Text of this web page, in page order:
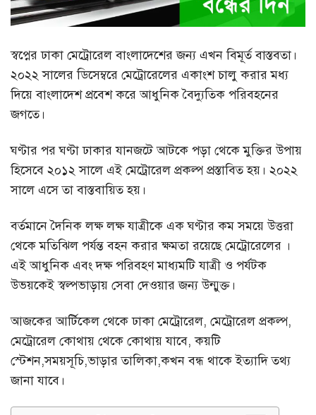
স্বপ্নের ঢাকা মেট্রোরেল বাংলাদেশের জন্য এখন বিমূর্ত বাস্তবতা।
২০২২ সালের ডিসেম্বরে মেট্রোরেলের একাংশ চালু করার মধ্য
দিয়ে বাংলাদেশ প্রবেশ করে আধুনিক বৈদ্যুতিক পরিবহনের
জগতে।
ঘণ্টার পর ঘণ্টা ঢাকার যানজটে আটকে পড়া থেকে মুক্তির উপায়
হিসেবে ২০১২ সালে এই মেট্রোরেল প্রকল্প প্রস্তাবিত হয়। ২০২২
সালে এসে তা বাস্তবায়িত হয়।
বর্তমানে দৈনিক লক্ষ লক্ষ যাত্রীকে এক ঘণ্টার কম সময়ে উত্তরা
থেকে মতিঝিল পর্যন্ত বহন করার ক্ষমতা রয়েছে মেট্রোরেলের ।
এই আধুনিক এবং দক্ষ পরিবহণ মাধ্যমটি যাত্রী ও পর্যটক
উভয়কেই স্বল্পভাড়ায় সেবা দেওয়ার জন্য উন্মুক্ত।
আজকের আর্টিকেল থেকে ঢাকা মেট্রোরেল, মেট্রোরেল প্রকল্প,
মেট্রোরেল কোথায় থেকে কোথায় যাবে, কয়টি
স্টেশন,সময়সূচি,ভাড়ার তালিকা,কখন বন্ধ থাকে ইত্যাদি তথ্য
জানা যাবে।